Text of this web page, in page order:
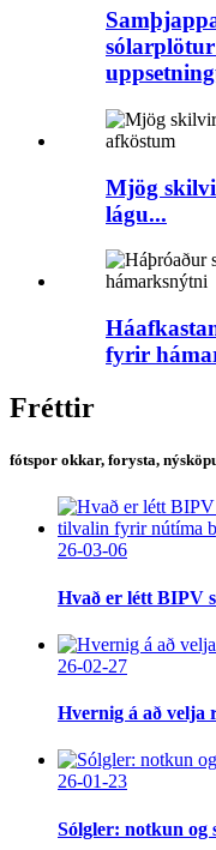
Mjög
lágu...
fyrir
Fréttir
fótspor okkar, forysta,
26-03-06
Hvað er létt BIPV
26-02-27
Hvernig á að velja
26-01-23
Sólgler: notkun og